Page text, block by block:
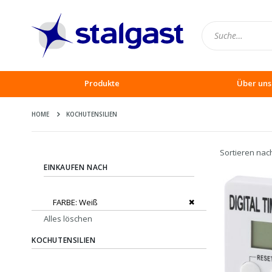
Produkte Über uns
HOME KOCHUTENSILIEN
Sortieren
EINKAUFEN NACH
FARBE Weiß
Dies entfernen
Alles löschen
KOCHUTENSILIEN